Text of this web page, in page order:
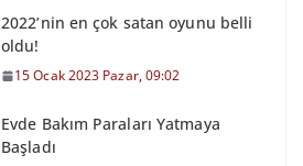
2022’nin en çok satan oyunu belli
oldu!
15 Ocak 2023 Pazar, 09:02
Evde Bakım Paraları Yatmaya
Başladı